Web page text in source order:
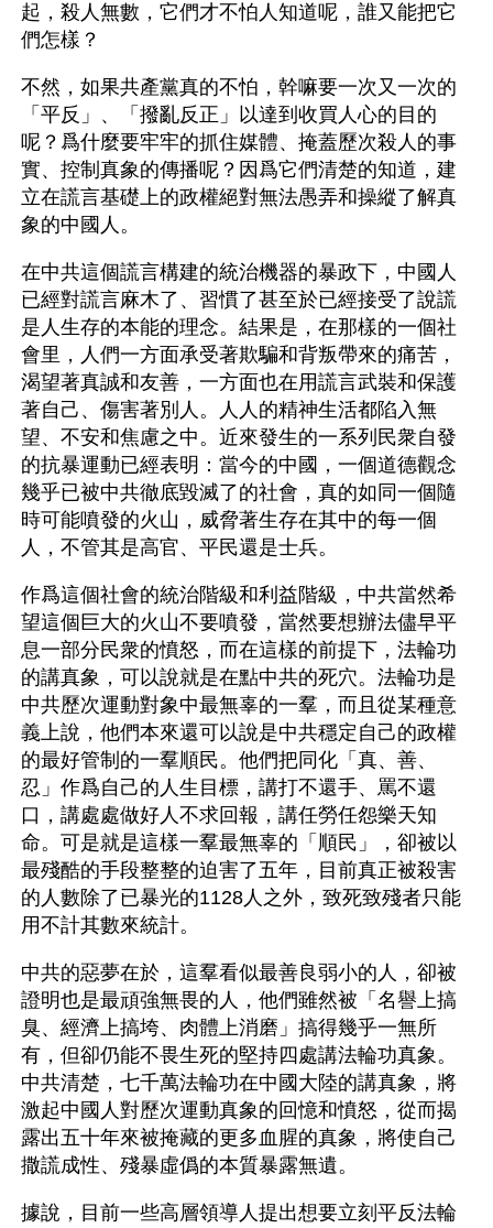
起，殺人無數，它們才不怕人知道呢，誰又能把它
們怎樣？
不然，如果共產黨真的不怕，幹嘛要一次又一次的
「平反」、「撥亂反正」以達到收買人心的目的
呢？爲什麼要牢牢的抓住媒體、掩蓋歷次殺人的事
實、控制真象的傳播呢？因爲它們清楚的知道，建
立在謊言基礎上的政權絕對無法愚弄和操縱了解真
象的中國人。
在中共這個謊言構建的統治機器的暴政下，中國人
已經對謊言麻木了、習慣了甚至於已經接受了說謊
是人生存的本能的理念。結果是，在那樣的一個社
會里，人們一方面承受著欺騙和背叛帶來的痛苦，
渴望著真誠和友善，一方面也在用謊言武裝和保護
著自己、傷害著別人。人人的精神生活都陷入無
望、不安和焦慮之中。近來發生的一系列民衆自發
的抗暴運動已經表明：當今的中國，一個道德觀念
幾乎已被中共徹底毀滅了的社會，真的如同一個隨
時可能噴發的火山，威脅著生存在其中的每一個
人，不管其是高官、平民還是士兵。
作爲這個社會的統治階級和利益階級，中共當然希
望這個巨大的火山不要噴發，當然要想辦法儘早平
息一部分民衆的憤怒，而在這樣的前提下，法輪功
的講真象，可以說就是在點中共的死穴。法輪功是
中共歷次運動對象中最無辜的一羣，而且從某種意
義上說，他們本來還可以說是中共穩定自己的政權
的最好管制的一羣順民。他們把同化「真、善、
忍」作爲自己的人生目標，講打不還手、罵不還
口，講處處做好人不求回報，講任勞任怨樂天知
命。可是就是這樣一羣最無辜的「順民」，卻被以
最殘酷的手段整整的迫害了五年，目前真正被殺害
的人數除了已暴光的1128人之外，致死致殘者只能
用不計其數來統計。
中共的惡夢在於，這羣看似最善良弱小的人，卻被
證明也是最頑強無畏的人，他們雖然被「名譽上搞
臭、經濟上搞垮、肉體上消磨」搞得幾乎一無所
有，但卻仍能不畏生死的堅持四處講法輪功真象。
中共清楚，七千萬法輪功在中國大陸的講真象，將
激起中國人對歷次運動真象的回憶和憤怒，從而揭
露出五十年來被掩藏的更多血腥的真象，將使自己
撒謊成性、殘暴虛僞的本質暴露無遺。
據說，目前一些高層領導人提出想要立刻平反法輪